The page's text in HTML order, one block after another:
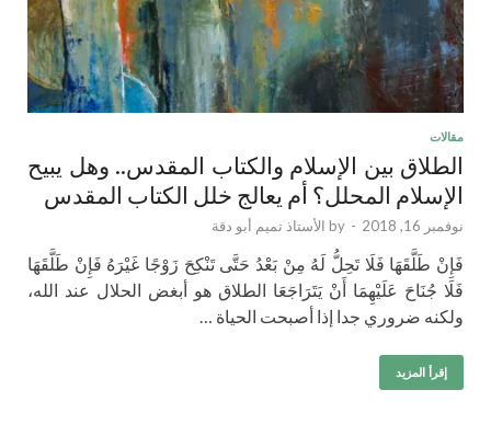
مقالات
الطلاق بين الإسلام والكتاب المقدس.. وهل يبيح
الإسلام المحلل؟ أم يعالج خلل الكتاب المقدس
نوفمبر 16, 2018 -
by الأستاذ تميم أبو دقة
فَإِنْ طَلَّقَهَا فَلَا تَحِلُّ لَهُ مِنْ بَعْدُ حَتَّى تَنْكِحَ زَوْجًا غَيْرَهُ فَإِنْ طَلَّقَهَا
فَلَا جُنَاحَ عَلَيْهِمَا أَنْ يَتَرَاجَعَا الطلاق هو أبغض الحلال عند الله،
ولكنه ضروري جدا إذا أصبحت الحياة …
إقرأ المزيد